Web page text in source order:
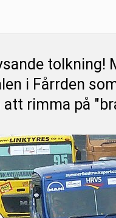
tolkning!
i Fårrden
att rimma på